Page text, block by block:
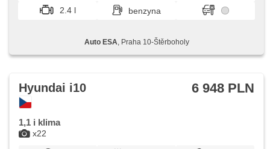
2.4 l
benzyna
Auto ESA , Praha 10-Štěrboholy
x22
Hyundai i10 6 948 PLN
1,1 i klima